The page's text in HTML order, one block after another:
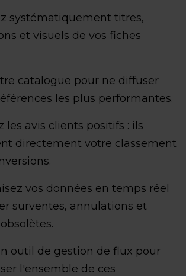
systématiquement titres,
et visuels de vos fiches
catalogue pour ne diffuser
les plus performantes.
les avis clients positifs : ils
directement votre classement
vos données en temps réel
surventes, annulations et
outil de gestion de flux pour
l'ensemble de ces